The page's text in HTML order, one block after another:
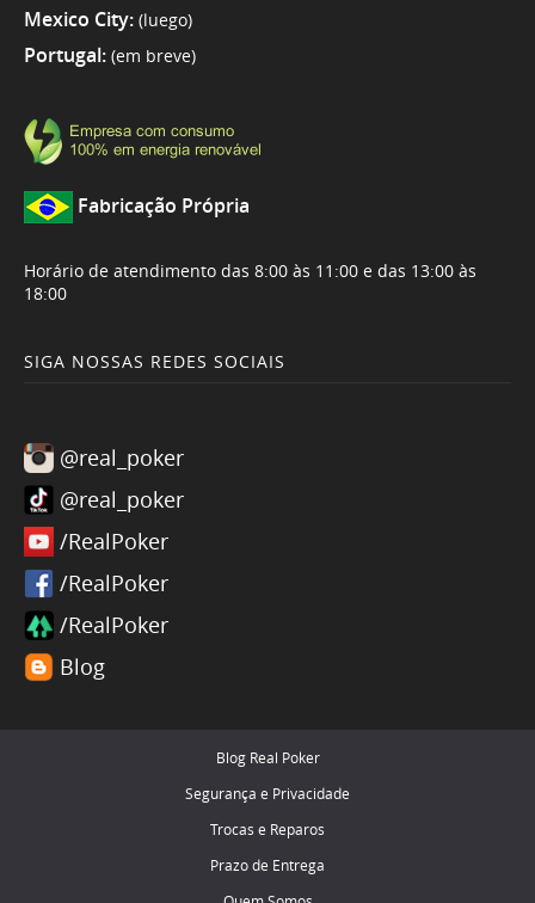
Mexico City: (luego)
Portugal: (em breve)
Fabricação Própria
Horário de atendimento das 8:00 às 11:00 e das 13:00 às
18:00
SIGA NOSSAS REDES SOCIAIS
@real_poker
@real_poker
/RealPoker
/RealPoker
/RealPoker
Blog
Blog Real Poker
Segurança e Privacidade
Trocas e Reparos
Prazo de Entrega